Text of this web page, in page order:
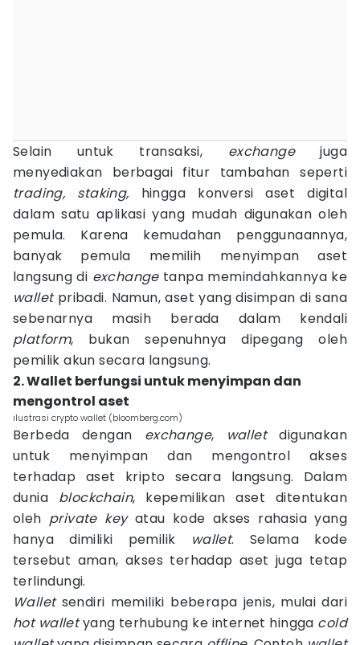
Selain untuk transaksi, exchangejuga
menyediakan berbagai fitur tambahan seperti
trading, staking, hingga konversi aset digital
dalam satu aplikasi yang mudah digunakan oleh
pemula. Karena kemudahan penggunaannya,
banyak pemula memilih menyimpan aset
langsung di exchangetanpa memindahkannya ke
wallet pribadi. Namun, aset yang disimpan di sana
sebenarnya masih berada dalam kendali
platform, bukan sepenuhnya dipegang oleh
pemilik akun secara langsung.
2. Wallet berfungsi untuk menyimpan dan
mengontrol aset
ilustrasi crypto wallet (bloomberg.com)
Berbeda dengan exchange, walletdigunakan
untuk menyimpan dan mengontrol akses
terhadap aset kripto secara langsung. Dalam
dunia blockchain, kepemilikan aset ditentukan
oleh private keyatau kode akses rahasia yang
hanya dimiliki pemilik wallet. Selama kode
tersebut aman, akses terhadap aset juga tetap
terlindungi.
Wallet sendiri memiliki beberapa jenis, mulai dari
hot walletyang terhubung ke internet hingga cold